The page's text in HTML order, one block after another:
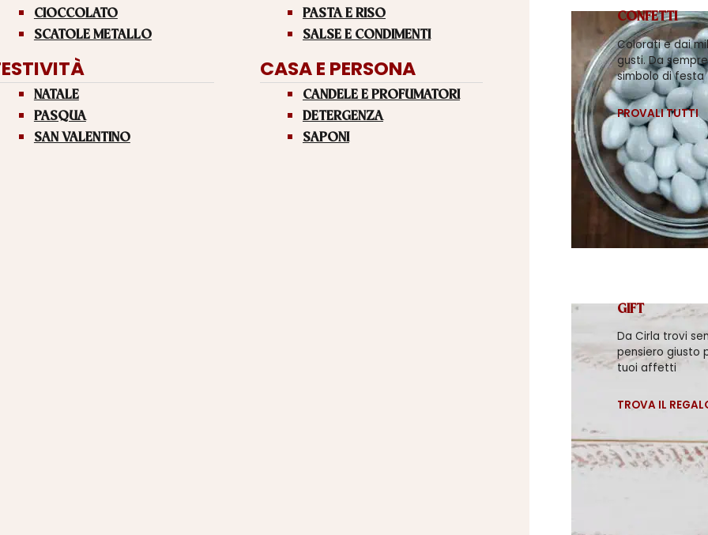
CIOCCOLATO
SCATOLE METALLO
NATALE
PASQUA
SAN VALENTINO
PASTA E RISO
SALSE E CONDIMENTI
CASA E PERSONA
CANDELE E PROFUMATORI
DETERGENZA
SAPONI
CONFETTI
Colorati e dai
gusti. Da sempre
simbolo di festa
PROVALI TUTTI
GIFT
Da Cirla trovi
pensiero giusto
tuoi affetti
TROVA IL